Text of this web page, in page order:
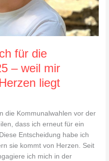
für die
– weil mir
liegt
die Kommunalwahlen vor der
dass ich erneut für ein
Entscheidung habe ich
sie kommt von Herzen. Seit
ich mich in der